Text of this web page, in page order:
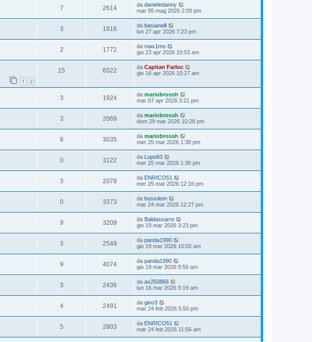
7 2614 da danieledanny
mar 05 mag 2026 2:00 pm
3 1916 da basianelli
lun 27 apr 2026 7:23 pm
2 1772 da max1mo
gio 23 apr 2026 10:53 am
1 2
15 6522 da Capitan Farloc
gio 16 apr 2026 10:27 am
3 1924 da mariobrossh
mar 07 apr 2026 3:21 pm
3 2069 da mariobrossh
dom 29 mar 2026 10:28 pm
8 3035 da mariobrossh
mer 25 mar 2026 1:38 pm
0 3122 da Lupo83
mer 25 mar 2026 1:36 pm
3 2078 da ENRICO51
mer 25 mar 2026 12:16 pm
0 3373 da bossdom
mar 24 mar 2026 12:27 pm
9 3209 da Baldassarre
gio 19 mar 2026 3:23 pm
3 2549 da panda1990
gio 19 mar 2026 10:02 am
9 4074 da panda1990
gio 19 mar 2026 9:55 am
3 2436 da av250866
lun 16 mar 2026 9:19 am
4 2491 da gino3
mar 24 feb 2026 5:50 pm
5 2803 da ENRICO51
mar 24 feb 2026 11:56 am